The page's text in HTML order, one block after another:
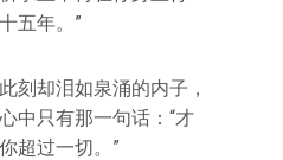
五年。‌‌”
刻却泪如泉涌的内子，
中只有那一句话：“才
超过一切。”